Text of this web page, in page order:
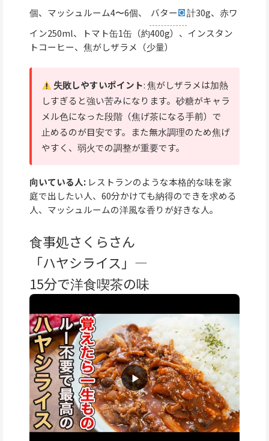
個、マッシュルーム4〜6個、
バター
計30g、赤ワ
イン250ml、トマト缶1缶（約400g）、インスタン
トコーヒー、焦がしザラメ（少量）
失敗しやすいポイント: 焦がしザラメは加熱
しすぎると強い苦みになります。砂糖がキャラ
メル色になった段階（焦げ茶になる手前）で
止めるのが目安です。また無水調理のため焦げ
やすく、弱火での調整が重要です。
向いている人: レストランのような本格的な味を家
庭で出したい人、60分かけても納得のできを求める
人、マッシュルームの洋風な香りが好きな人。
食事処さくらさん
「ハヤシライス」—
15分で洋食喫茶の味